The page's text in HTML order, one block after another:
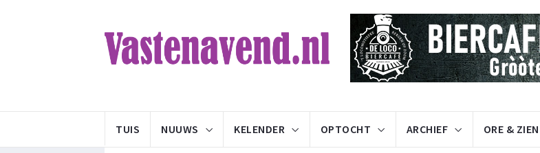
TUIS NUUWS KELENDER OPTOCHT ARCHIEF ORE & ZIEN